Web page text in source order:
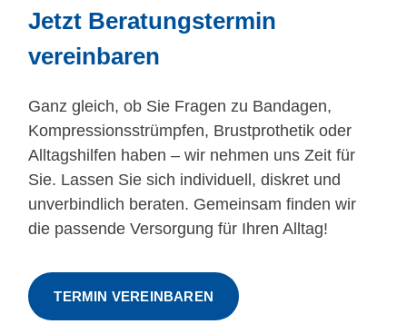
Jetzt Beratungstermin
vereinbaren
Ganz gleich, ob Sie Fragen zu Bandagen,
Kompressionsstrümpfen, Brustprothetik oder
Alltagshilfen haben – wir nehmen uns Zeit für
Sie. Lassen Sie sich individuell, diskret und
unverbindlich beraten. Gemeinsam finden wir
die passende Versorgung für Ihren Alltag!
TERMIN VEREINBAREN